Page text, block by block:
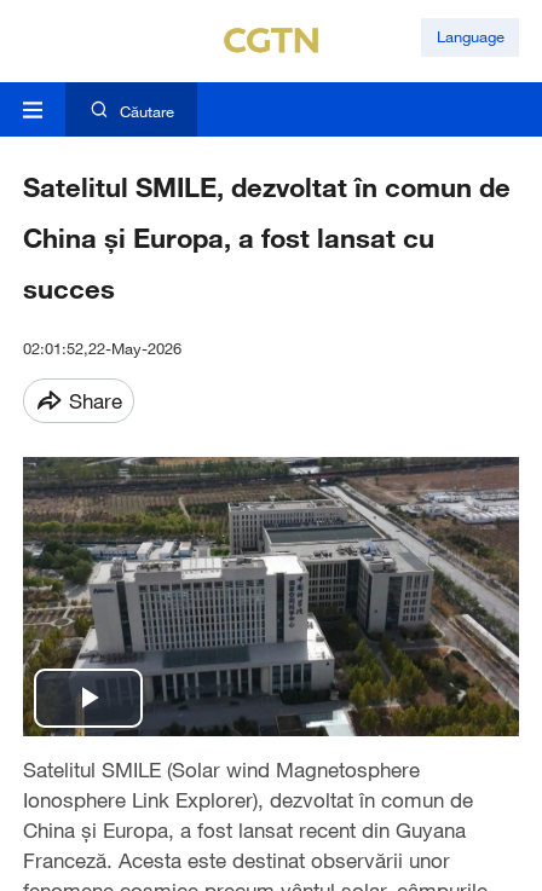
Language
Căutare
Satelitul SMILE, dezvoltat în comun de
China și Europa, a fost lansat cu
succes
02:01:52,22-May-2026
Share
Play
Video
Satelitul SMILE (Solar wind Magnetosphere
Ionosphere Link Explorer), dezvoltat în comun de
China și Europa, a fost lansat recent din Guyana
Franceză. Acesta este destinat observării unor